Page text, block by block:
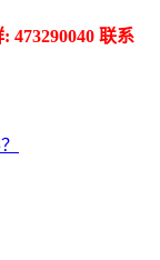
473290040 联系